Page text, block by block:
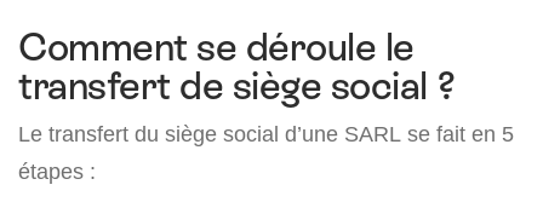
Comment se déroule le
transfert de siège social ?
Le transfert du siège social d’une SARL se fait en 5
étapes :